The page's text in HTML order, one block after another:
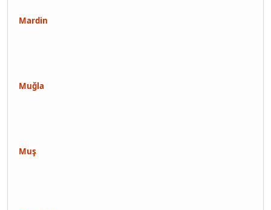
Mardin
Muğla
Muş